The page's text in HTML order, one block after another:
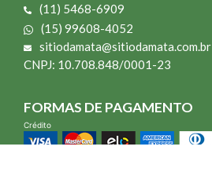
(11) 5468-6909
(15) 99608-4052
sitiodamata@sitiodamata.com.br
CNPJ: 10.708.848/0001-23
FORMAS DE PAGAMENTO
Crédito